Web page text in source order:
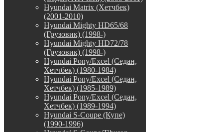
Hyundai Matrix (Хетчбек)
(2001-2010)
Hyundai Mighty HD65/68
(Грузовик) (1998-)
Hyundai Mighty HD72/78
(Грузовик) (1998-)
Hyundai Pony/Excel (Седан,
Хетчбек) (1980-1984)
Hyundai Pony/Excel (Седан,
Хетчбек) (1985-1989)
Hyundai Pony/Excel (Седан,
Хетчбек) (1989-1994)
Hyundai S-Coupe (Купе)
(1990-1996)